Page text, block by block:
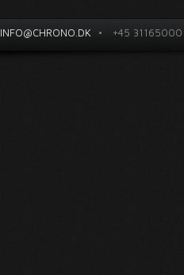
INFO@CHRONO.DK • +45 31165000